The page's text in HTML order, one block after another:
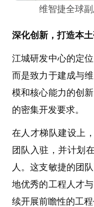
维智捷全球
深化创新，打造本
江城研发中心的定
而是致力于建成与
模和核心能力的创
的密集开发要求。
在人才梯队建设上
团队入驻，并计划
人。这支敏捷的团
地优秀的工程人才
续开展前瞻性的工程